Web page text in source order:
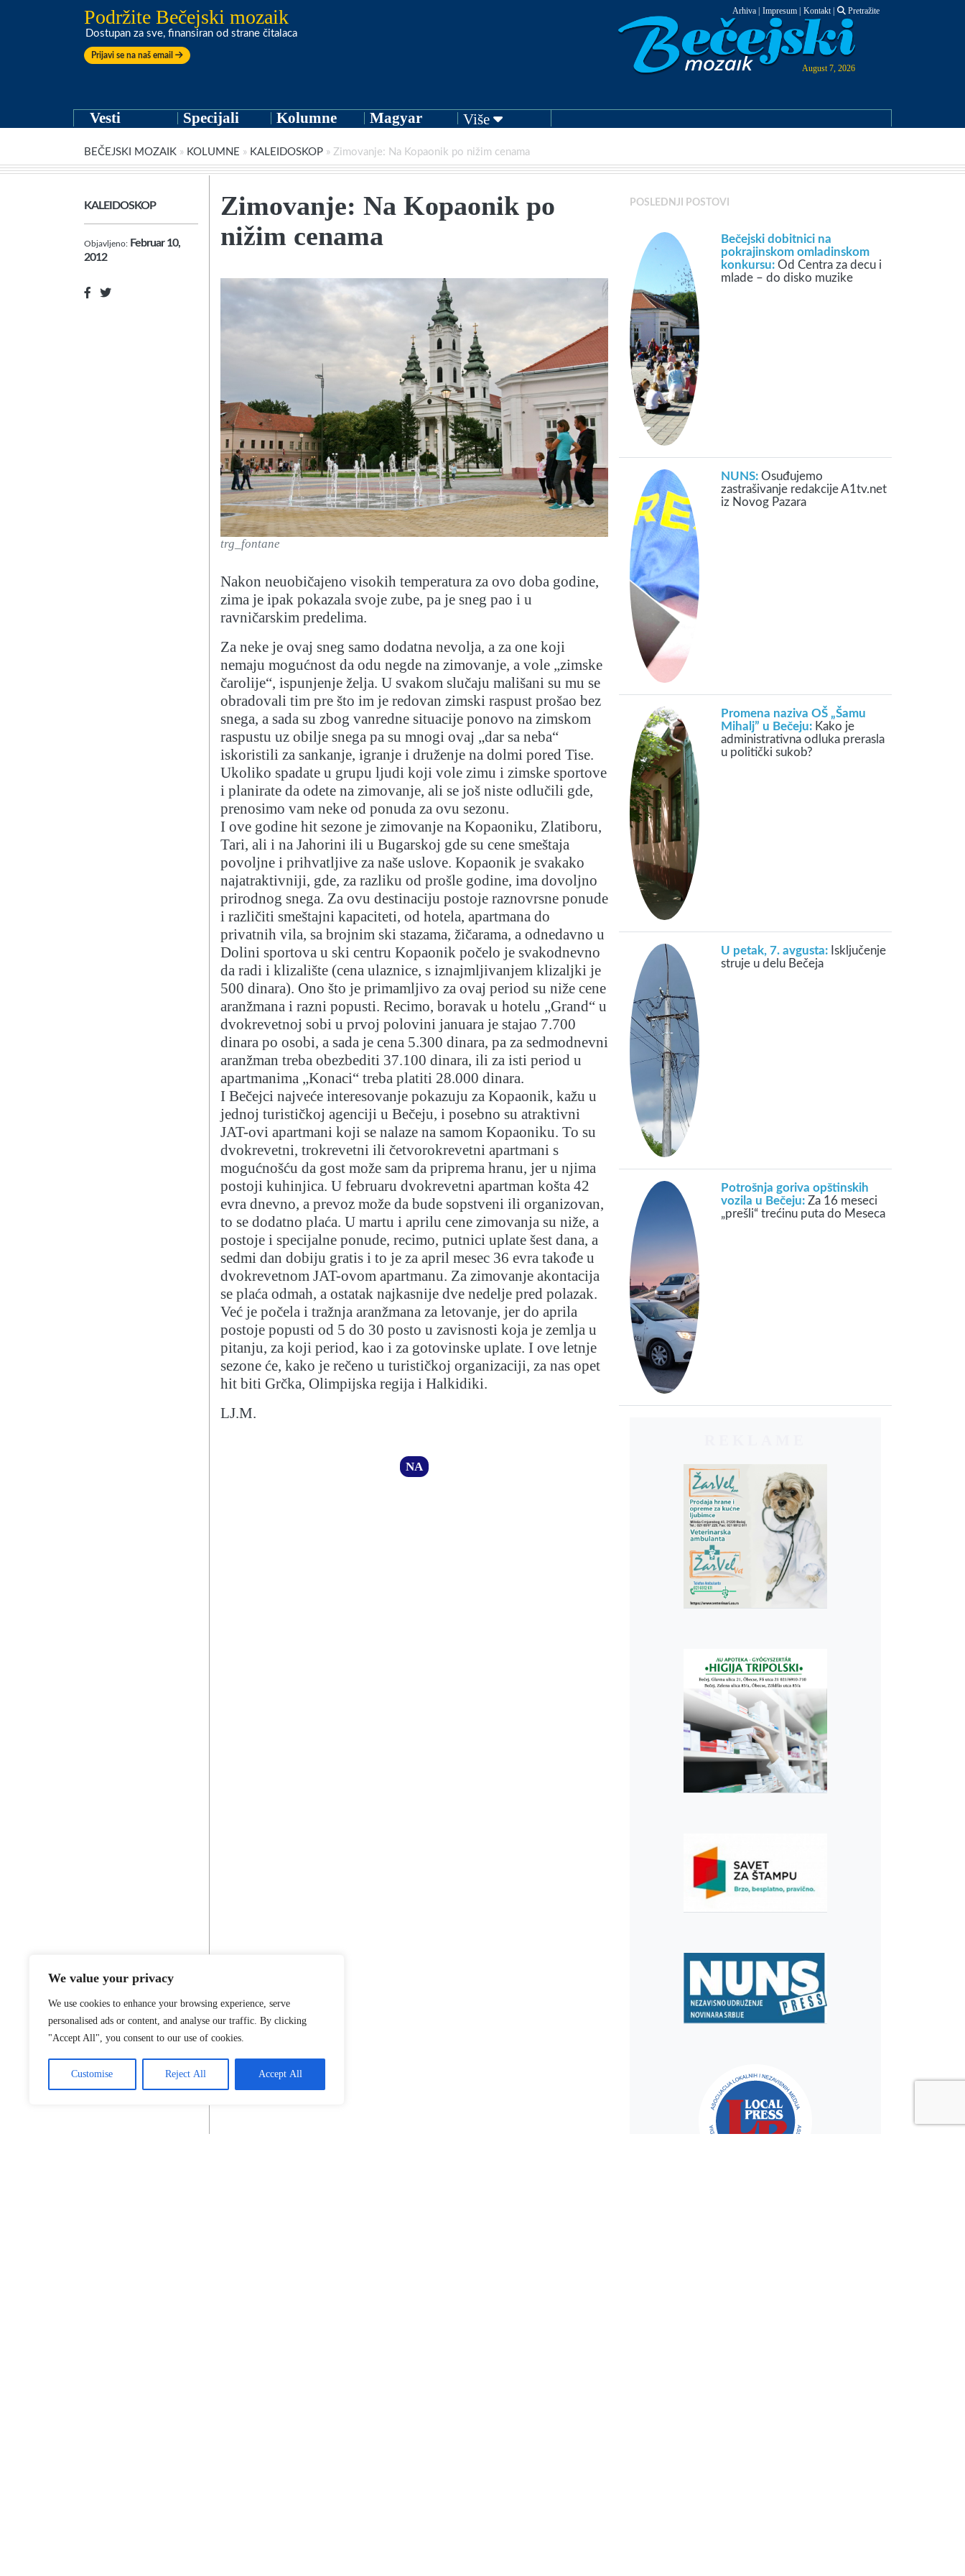
We value your privacy
We use cookies to enhance your browsing experience, serve
personalised ads or content, and analyse our traffic. By clicking
"Accept All", you consent to our use of cookies.
Customise Reject All Accept All
Podržite Bečejski mozaik
Dostupan za sve, finansiran od strane čitalaca
Prijavi se na naš email
Arhiva Impresum Kontakt| Pretražite
August 7, 2026
Vesti Specijali Kolumne Magyar Više
BEČEJSKI MOZAIK » KOLUMNE » KALEIDOSKOP » Zimovanje: Na Kopaonik po nižim cenama
KALEIDOSKOP
Objavljeno: Februar 10,
2012
Zimovanje: Na Kopaonik po
nižim cenama
trg_fontane
Nakon neuobičajeno visokih temperatura za ovo doba godine,
zima je ipak pokazala svoje zube, pa je sneg pao i u
ravničarskim predelima.
Za neke je ovaj sneg samo dodatna nevolja, a za one koji
nemaju mogućnost da odu negde na zimovanje, a vole „zimske
čarolije“, ispunjenje želja. U svakom slučaju mališani su mu se
obradovali tim pre što im je redovan zimski raspust prošao bez
snega, a sada su zbog vanredne situacije ponovo na zimskom
raspustu uz obilje snega pa su mnogi ovaj „dar sa neba“
iskoristili za sankanje, igranje i druženje na dolmi pored Tise.
Ukoliko spadate u grupu ljudi koji vole zimu i zimske sportove
i planirate da odete na zimovanje, ali se još niste odlučili gde,
prenosimo vam neke od ponuda za ovu sezonu.
I ove godine hit sezone je zimovanje na Kopaoniku, Zlatiboru,
Tari, ali i na Jahorini ili u Bugarskoj gde su cene smeštaja
povoljne i prihvatljive za naše uslove. Kopaonik je svakako
najatraktivniji, gde, za razliku od prošle godine, ima dovoljno
prirodnog snega. Za ovu destinaciju postoje raznovrsne ponude
i različiti smeštajni kapaciteti, od hotela, apartmana do
privatnih vila, sa brojnim ski stazama, žičarama, a odnedavno u
Dolini sportova u ski centru Kopaonik počelo je svakodnevno
da radi i klizalište (cena ulaznice, s iznajmljivanjem klizaljki je
500 dinara). Ono što je primamljivo za ovaj period su niže cene
aranžmana i razni popusti. Recimo, boravak u hotelu „Grand“ u
dvokrevetnoj sobi u prvoj polovini januara je stajao 7.700
dinara po osobi, a sada je cena 5.300 dinara, pa za sedmodnevni
aranžman treba obezbediti 37.100 dinara, ili za isti period u
apartmanima „Konaci“ treba platiti 28.000 dinara.
I Bečejci najveće interesovanje pokazuju za Kopaonik, kažu u
jednoj turističkoj agenciji u Bečeju, i posebno su atraktivni
JAT-ovi apartmani koji se nalaze na samom Kopaoniku. To su
dvokrevetni, trokrevetni ili četvorokrevetni apartmani s
mogućnošću da gost može sam da priprema hranu, jer u njima
postoji kuhinjica. U februaru dvokrevetni apartman košta 42
evra dnevno, a prevoz može da bude sopstveni ili organizovan,
to se dodatno plaća. U martu i aprilu cene zimovanja su niže, a
postoje i specijalne ponude, recimo, putnici uplate šest dana, a
sedmi dan dobiju gratis i to je za april mesec 36 evra takođe u
dvokrevetnom JAT-ovom apartmanu. Za zimovanje akontacija
se plaća odmah, a ostatak najkasnije dve nedelje pred polazak.
Već je počela i tražnja aranžmana za letovanje, jer do aprila
postoje popusti od 5 do 30 posto u zavisnosti koja je zemlja u
pitanju, za koji period, kao i za gotovinske uplate. I ove letnje
sezone će, kako je rečeno u turističkoj organizaciji, za nas opet
hit biti Grčka, Olimpijska regija i Halkidiki.
LJ.M.
NA
POSLEDNJI POSTOVI
Bečejski dobitnici na
pokrajinskom omladinskom
konkursu: Od Centra za decu i
mlade – do disko muzike
NUNS: Osuđujemo
zastrašivanje redakcije A1tv.net
iz Novog Pazara
Promena naziva OŠ „Šamu
Mihalj” u Bečeju: Kako je
administrativna odluka prerasla
u politički sukob?
U petak, 7. avgusta: Isključenje
struje u delu Bečeja
Potrošnja goriva opštinskih
vozila u Bečeju: Za 16 meseci
„prešli“ trećinu puta do Meseca